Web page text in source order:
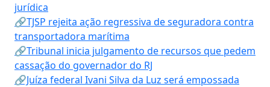
jurídica
🔗TJSP rejeita ação regressiva de seguradora contra
transportadora marítima
🔗Tribunal inicia julgamento de recursos que pedem
cassação do governador do RJ
🔗Juíza federal Ivani Silva da Luz será empossada